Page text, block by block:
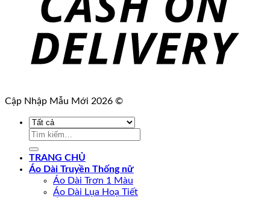
Cập Nhập Mẫu Mới 2026 ©
Tìm
TRANG CHỦ
Áo Dài Truyền Thống nữ
Áo Dài Trơn 1 Màu
Áo Dài Lụa Hoạ Tiết